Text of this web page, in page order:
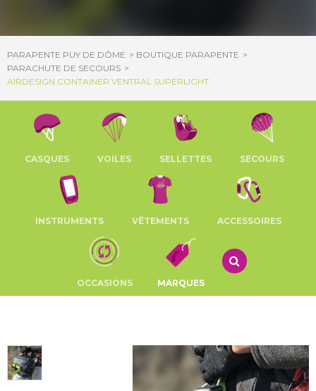
PARAPENTE PUY DE DÔME
BOUTIQUE PARAPENTE
PARACHUTE DE SECOURS
AIRDESIGN CONTAINER VENTRAL SUPERLIGHT
CASQUES VOILES SELLETTES SECOURS
INSTRUMENTS VÊTEMENTS ACCESSOIRES
OCCASIONS MARQUES